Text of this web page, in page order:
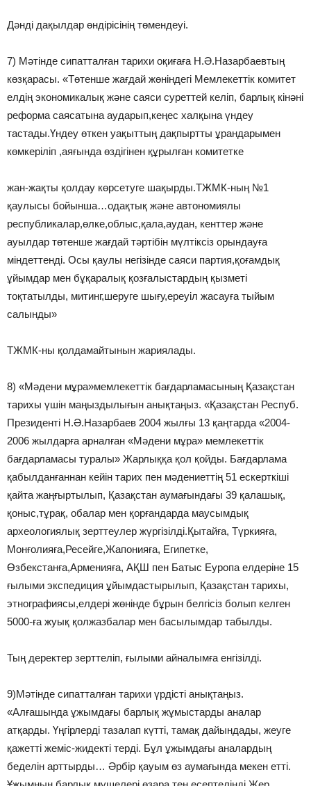
Дәнді дақылдар өндірісінің төмендеуі.
7) Мәтінде сипатталған тарихи оқиғаға Н.Ә.Назарбаевтың
көзқарасы. «Төтенше жағдай жөніндегі Мемлекеттік комитет
елдің экономикалық және саяси суреттей келіп, барлық кінәні
реформа саясатына аударып,кеңес халқына үндеу
тастады.Үндеу өткен уақыттың дақпыртты ұрандарымен
көмкеріліп ,аяғында өздігінен құрылған комитетке
жан-жақты қолдау көрсетуге шақырды.ТЖМК-ның №1
қаулысы бойынша…одақтық және автономиялы
республикалар,өлке,облыс,қала,аудан, кенттер және
ауылдар төтенше жағдай тәртібін мүлтіксіз орындауға
міндеттенді. Осы қаулы негізінде саяси партия,қоғамдық
ұйымдар мен бұқаралық қозғалыстардың қызметі
тоқтатылды, митинг,шеруге шығу,ереуіл жасауға тыйым
салынды»
ТЖМК-ны қолдамайтынын жариялады.
8) «Мәдени мұра»мемлекеттік бағдарламасының Қазақстан
тарихы үшін маңыздылығын анықтаңыз. «Қазақстан Респуб.
Президенті Н.Ә.Назарбаев 2004 жылғы 13 қаңтарда «2004-
2006 жылдарға арналған «Мәдени мұра» мемлекеттік
бағдарламасы туралы» Жарлыққа қол қойды. Бағдарлама
қабылданғаннан кейін тарих пен мәдениеттің 51 ескерткіші
қайта жаңғыртылып, Қазақстан аумағындағы 39 қалашық,
қоныс,тұрақ, обалар мен қорғандарда маусымдық
археологиялық зерттеулер жүргізілді.Қытайға, Түркияға,
Монғолияға,Ресейге,Жапонияға, Египетке,
Өзбекстанға,Арменияға, АҚШ пен Батыс Еуропа елдеріне 15
ғылыми экспедиция ұйымдастырылып, Қазақстан тарихы,
этнографиясы,елдері жөнінде бұрын белгісіз болып келген
5000-ға жуық қолжазбалар мен басылымдар табылды.
Тың деректер зерттеліп, ғылыми айналымға енгізілді.
9)Мәтінде сипатталған тарихи үрдісті анықтаңыз.
«Алғашында ұжымдағы барлық жұмыстарды аналар
атқарды. Үңгірлерді тазалап күтті, тамақ дайындады, жеуге
қажетті жеміс-жидекті терді. Бұл ұжымдағы аналардың
беделін арттырды… Әрбір қауым өз аумағында мекен етті.